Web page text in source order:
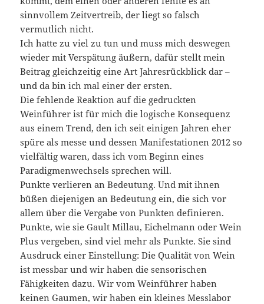
sinnvollem Zeitvertreib, der liegt so falsch
vermutlich nicht.
Ich hatte zu viel zu tun und muss mich deswegen
wieder mit Verspätung äußern, dafür stellt mein
Beitrag gleichzeitig eine Art Jahresrückblick dar –
und da bin ich mal einer der ersten.
Die fehlende Reaktion auf die gedruckten
Weinführer ist für mich die logische Konsequenz
aus einem Trend, den ich seit einigen Jahren eher
spüre als messe und dessen Manifestationen 2012 so
vielfältig waren, dass ich vom Beginn eines
Paradigmenwechsels sprechen will.
Punkte verlieren an Bedeutung. Und mit ihnen
büßen diejenigen an Bedeutung ein, die sich vor
allem über die Vergabe von Punkten definieren.
Punkte, wie sie Gault Millau, Eichelmann oder Wein
Plus vergeben, sind viel mehr als Punkte. Sie sind
Ausdruck einer Einstellung: Die Qualität von Wein
ist messbar und wir haben die sensorischen
Fähigkeiten dazu. Wir vom Weinführer haben
keinen Gaumen, wir haben ein kleines Messlabor